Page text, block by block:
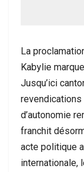
La
Kabylie
Jusqu’ici
revendications
d’autonomie
franchit
acte politique
internationale,